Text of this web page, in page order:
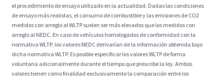
el procedimiento de ensayo utilizado en la actualidad. Dadas las condiciones
de ensayo más realistas, el consumo de combustible y las emisiones de CO2
medidos con arreglo al WLTP suelen ser más elevados que los medidos con
arreglo al NEDC. En caso de vehículos homologados de conformidad con la
normativa WLTP, los valores NEDC derivarían de la información obtenida bajo
dicha normativa WLTP. Es posible especificar los valores WLTP de forma
voluntaria adicionalmente durante el tiempo que prescribe la ley. Ambos
valores tienen como finalidad exclusivamente la comparación entre los